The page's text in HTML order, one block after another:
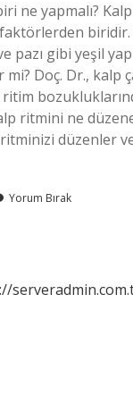
ne yapmalı?
biridir.
pazı gibi yeşil
Doç. Dr., kalp
ritmini ne
düzenler
Yorum Bırak